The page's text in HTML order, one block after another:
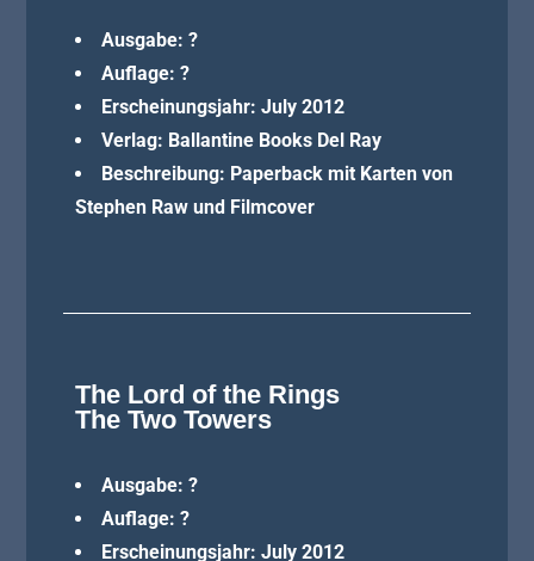
Ausgabe: ?
Auflage: ?
Erscheinungsjahr: July 2012
Verlag: Ballantine Books Del Ray
Beschreibung: Paperback mit Karten von
Stephen Raw und Filmcover
The Lord of the Rings
The Two Towers
Ausgabe: ?
Auflage: ?
Erscheinungsjahr: July 2012